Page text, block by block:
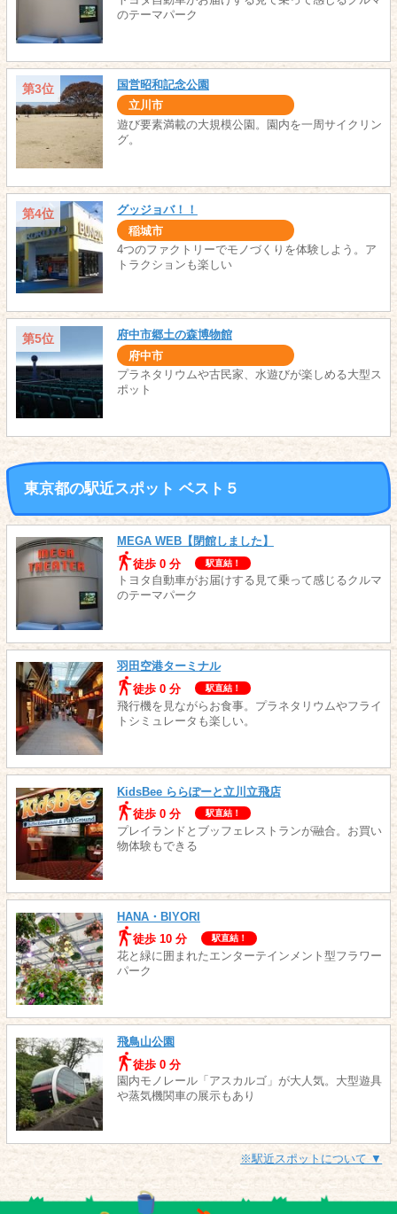
のテーマパーク
第3位 国営昭和記念公園
立川市
遊び要素満載の大規模公園。園内を一周サイクリン
グ。
第4位 グッジョバ！！
稲城市
4つのファクトリーでモノづくりを体験しよう。ア
トラクションも楽しい
第5位 府中市郷土の森博物館
府中市
プラネタリウムや古民家、水遊びが楽しめる大型ス
ポット
東京都の駅近スポット ベスト５
MEGA WEB【閉館しました】
徒歩 0 分
駅直結！
トヨタ自動車がお届けする見て乗って感じるクルマ
のテーマパーク
羽田空港ターミナル
徒歩 0 分
駅直結！
飛行機を見ながらお食事。プラネタリウムやフライ
トシミュレータも楽しい。
KidsBee ららぽーと立川立飛店
徒歩 0 分
駅直結！
プレイランドとブッフェレストランが融合。お買い
物体験もできる
HANA・BIYORI
徒歩 10 分
駅直結！
花と緑に囲まれたエンターテインメント型フラワー
パーク
飛鳥山公園
徒歩 0 分
園内モノレール「アスカルゴ」が大人気。大型遊具
や蒸気機関車の展示もあり
※駅近スポットについて ▼